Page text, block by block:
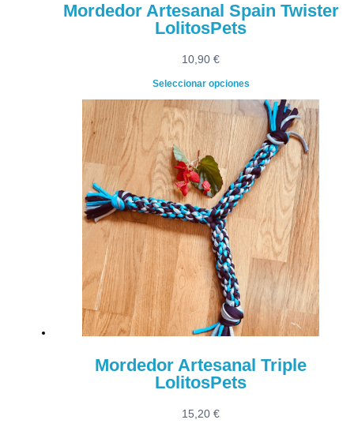
Mordedor Artesanal Spain Twister
LolitosPets
10,90 €
Seleccionar opciones
Mordedor Artesanal Triple
LolitosPets
15,20 €